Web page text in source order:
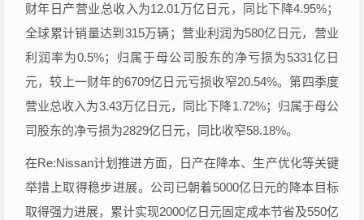
财年日产营业总收入为12.01万亿日元，同比下降4.95%；
全球累计销量达到315万辆；营业利润为580亿日元，营业
利润率为0.5%；归属于母公司股东的净亏损为5331亿日
元，较上一财年的6709亿日元亏损收窄20.54%。第四季度
营业总收入为3.43万亿日元，同比下降1.72%；归属于母公
司股东的净亏损为2829亿日元，同比收窄58.18%。
在Re:Nissan计划推进方面，日产在降本、生产优化等关键
举措上取得稳步进展。公司已朝着5000亿日元的降本目标
取得强力进展，累计实现2000亿日元固定成本节省及550亿